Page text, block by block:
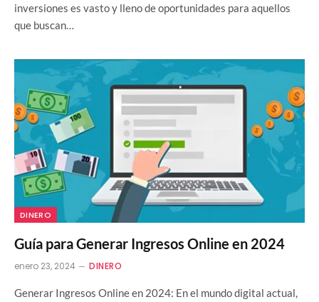
inversiones es vasto y lleno de oportunidades para aquellos
que buscan…
DINERO
Guía para Generar Ingresos Online en 2024
enero 23, 2024 DINERO
Generar Ingresos Online en 2024: En el mundo digital actual,